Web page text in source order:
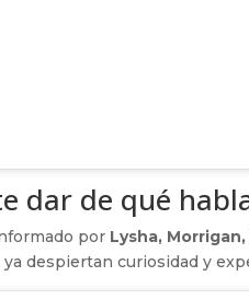
dar de qué
por Lysha,
despiertan curiosidad y